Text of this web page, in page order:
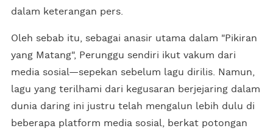
dalam keterangan pers.
Oleh sebab itu, sebagai anasir utama dalam "Pikiran
yang Matang", Perunggu sendiri ikut vakum dari
media sosial—sepekan sebelum lagu dirilis. Namun,
lagu yang terilhami dari kegusaran berjejaring dalam
dunia daring ini justru telah mengalun lebih dulu di
beberapa platform media sosial, berkat potongan